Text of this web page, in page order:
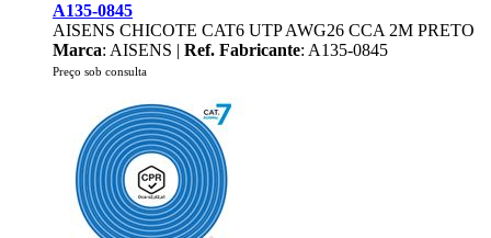
A135-0845
AISENS CHICOTE CAT6 UTP AWG26 CCA 2M PRETO
Marca: AISENS | Ref. Fabricante: A135-0845
Preço sob consulta